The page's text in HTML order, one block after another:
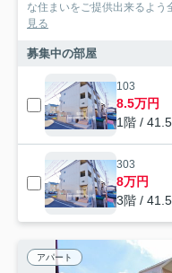
な住まいをご提供出来るよう
見る
募集中の部屋
103
8.5万円
1階 /
303
8万円
3階 /
アパート